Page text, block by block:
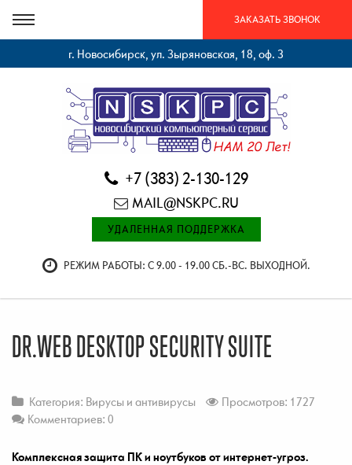
ЗАКАЗАТЬ ЗВОНОК
г. Новосибирск, ул. Зыряновская, 18, оф. 3
+7 (383) 2-130-129
MAIL@NSKPC.RU
УДАЛЕННАЯ ПОДДЕРЖКА
РЕЖИМ РАБОТЫ: С 9.00 - 19.00 СБ.-ВС. ВЫХОДНОЙ.
DR.WEB DESKTOP SECURITY SUITE
Категория: Вирусы и антивирусы
Просмотров: 1727
Комментариев: 0
Комплексная защита ПК и ноутбуков от интернет-угроз.